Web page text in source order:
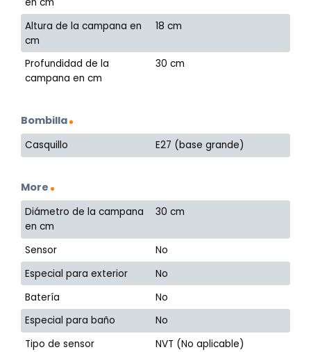
Altura de la campana en
cm
18 cm
Profundidad de la
campana en cm
30 cm
Bombilla
Casquillo E27 (base grande)
More
Diámetro de la campana
en cm
30 cm
Sensor
No
Especial para exterior
No
Batería
No
Especial para baño
No
Tipo de sensor
NVT (No aplicable)